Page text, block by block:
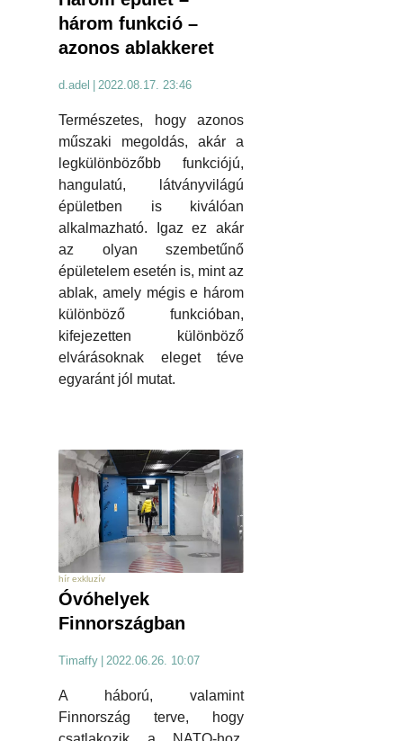
három funkció –
azonos ablakkeret
d.adel 2022.08.17. 23:46
Természetes, hogy azonos
műszaki megoldás, akár a
legkülönbözőbb funkciójú,
hangulatú, látványvilágú
épületben is kiválóan
alkalmazható. Igaz ez akár
az olyan szembetűnő
épületelem esetén is, mint az
ablak, amely mégis e három
különböző funkcióban,
kifejezetten különböző
elvárásoknak eleget téve
egyaránt jól mutat.
hír exkluzív
Óvóhelyek
Finnországban
Timaffy 2022.06.26. 10:07
A háború, valamint
Finnország terve, hogy